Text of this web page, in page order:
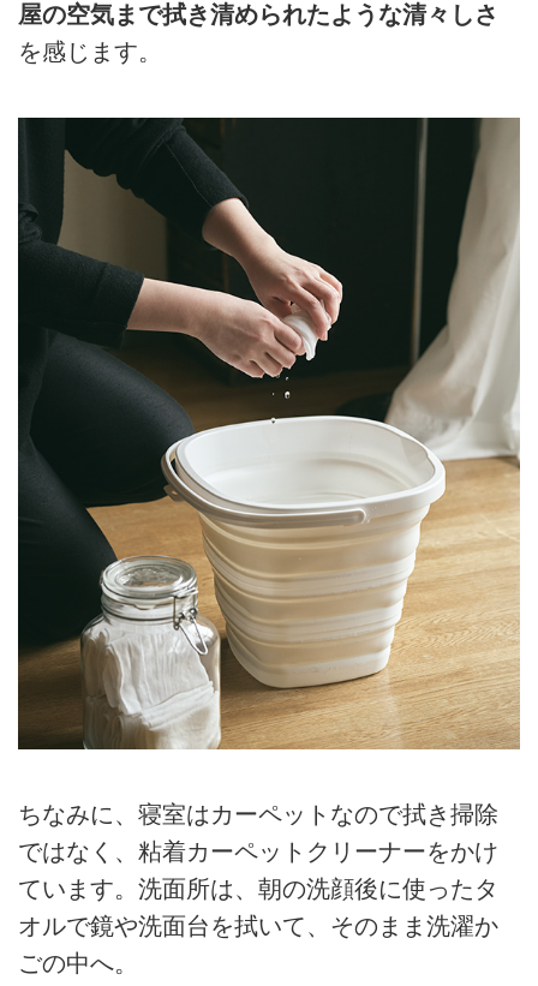
屋の空気まで拭き清められたような清々しさ
を感じます。
ちなみに、寝室はカーペットなので拭き掃除
ではなく、粘着カーペットクリーナーをかけ
ています。洗面所は、朝の洗顔後に使ったタ
オルで鏡や洗面台を拭いて、そのまま洗濯か
ごの中へ。